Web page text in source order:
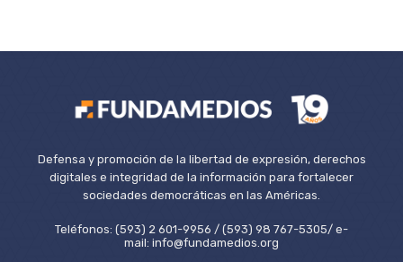
Defensa y promoción de la libertad de expresión, derechos
digitales e integridad de la información para fortalecer
sociedades democráticas en las Américas.
Teléfonos: (593) 2 601-9956 / (593) 98 767-5305/ e-
mail: info@fundamedios.org